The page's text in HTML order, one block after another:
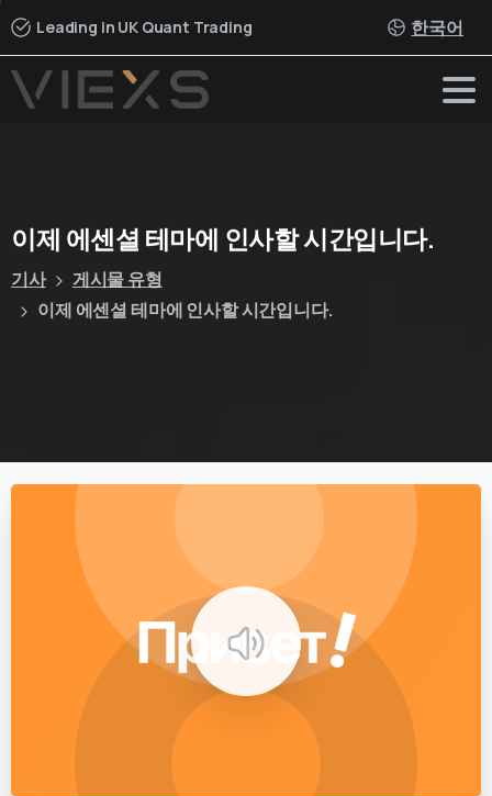
Leading in UK Quant Trading 한국어
이제 에센셜 테마에 인사할시간입니다.
기사
게시물 유형
이제 에센셜 테마에 인사할 시간입니다.